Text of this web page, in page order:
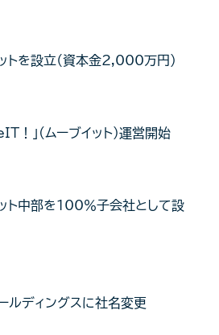
トを設立（資本金2,000万円）
！」(ムーブイット)運営開始
ト中部を100％子会社として設
ルディングスに社名変更